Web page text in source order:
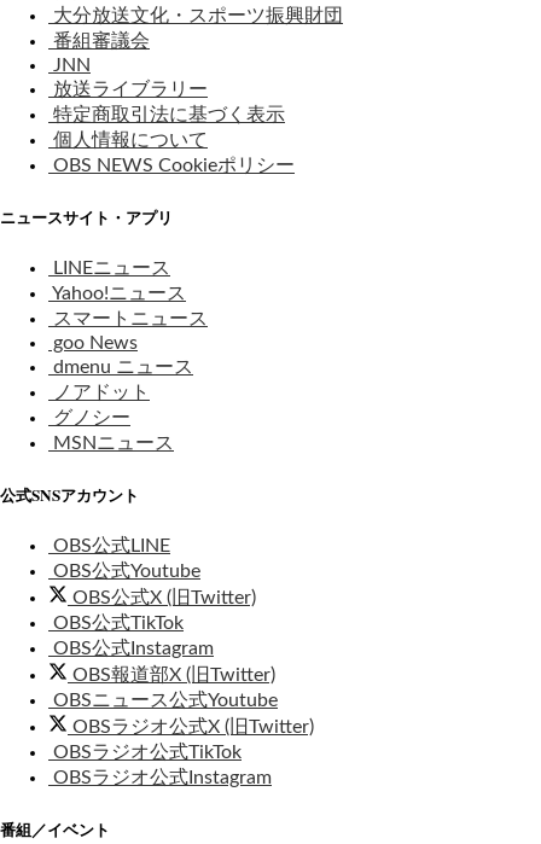
大分放送文化・スポーツ振興財団
番組審議会
JNN
放送ライブラリー
特定商取引法に基づく表示
個人情報について
OBS NEWS Cookieポリシー
ニュースサイト・アプリ
LINEニュース
Yahoo!ニュース
スマートニュース
goo News
dmenu ニュース
ノアドット
グノシー
MSNニュース
公式SNSアカウント
OBS公式LINE
OBS公式Youtube
OBS公式X (旧Twitter)
OBS公式TikTok
OBS公式Instagram
OBS報道部X (旧Twitter)
OBSニュース公式Youtube
OBSラジオ公式X (旧Twitter)
OBSラジオ公式TikTok
OBSラジオ公式Instagram
番組／イベント